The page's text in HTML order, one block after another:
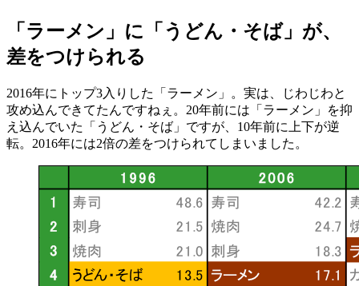
「ラーメン」に「うどん・そば」が、
差をつけられる
2016年にトップ3入りした「ラーメン」。実は、じわじわと
攻め込んできてたんですねぇ。20年前には「ラーメン」を抑
え込んでいた「うどん・そば」ですが、10年前に上下が逆
転。2016年には2倍の差をつけられてしまいました。